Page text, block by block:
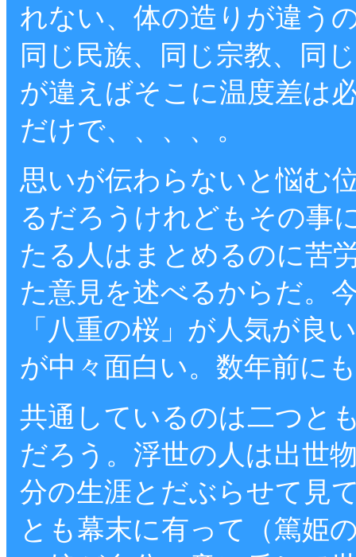
れない、体の造りが違う
同じ民族、同じ宗教、同
が違えばそこに温度差は
だけで、、、、。
思いが伝わらないと悩む
るだろうけれどもその事
たる人はまとめるのに苦
た意見を述べるからだ。
「八重の桜」が人気が良
が中々面白い。数年前に
共通しているのは二つと
だろう。浮世の人は出世
分の生涯とだぶらせて見
とも幕末に有って（篤姫